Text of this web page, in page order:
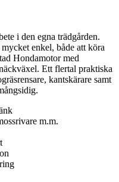
i den egna trädgården.
enkel, både att köra
Hondamotor med
Ett flertal praktiska
kantskärare samt
m.m.